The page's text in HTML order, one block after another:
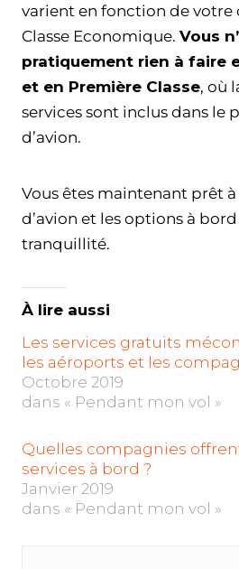
varient en fonction de votre
Classe Economique. Vous
pratiquement rien à faire
et en Première Classe, où
services sont inclus dans le
d’avion.
Vous êtes maintenant prêt
d’avion et les options à
tranquillité.
À lire aussi
Les services gratuits
les aéroports et les
Octobre 2019
dans « Pendant mon vol »
Quelles compagnies
services à bord ?
Janvier 2019
dans « Pendant mon vol »